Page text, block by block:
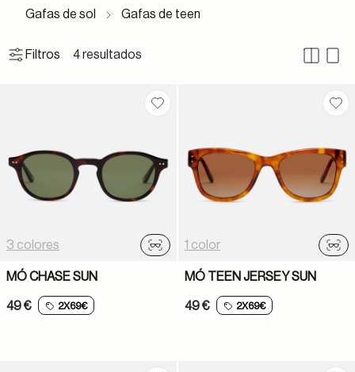
Gafas de sol Gafas de teen
4 resultados
Filtros
Guardar en favoritos
3 colores
Probador virtual
MÓ CHASE SUN
49 € 2X69€
1 color
MÓ TEEN JERSEY SUN
49 € 2X69€